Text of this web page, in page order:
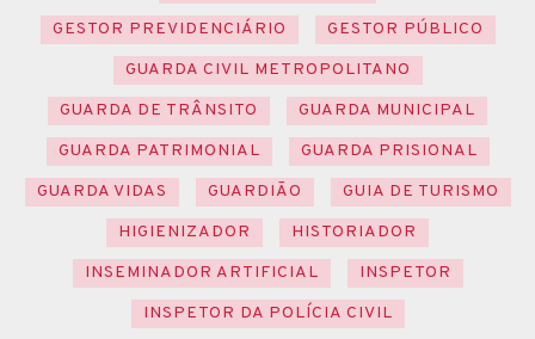
GESTOR PREVIDENCIÁRIO
GESTOR PÚBLICO
GUARDA CIVIL METROPOLITANO
GUARDA DE TRÂNSITO
GUARDA MUNICIPAL
GUARDA PATRIMONIAL
GUARDA PRISIONAL
GUARDA VIDAS
GUARDIÃO
GUIA DE TURISMO
HIGIENIZADOR
HISTORIADOR
INSEMINADOR ARTIFICIAL
INSPETOR
INSPETOR DA POLÍCIA CIVIL